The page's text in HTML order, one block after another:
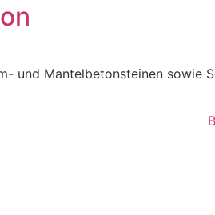
und Mantelbetonsteinen sowie